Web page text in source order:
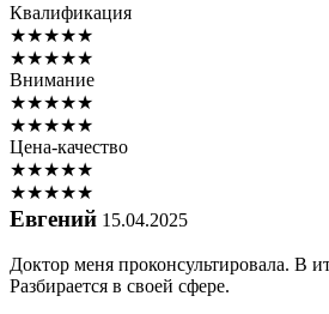
Квалификация
★★★★★
★★★★★
Внимание
★★★★★
★★★★★
Цена-качество
★★★★★
★★★★★
Евгений 15.04.2025
Доктор меня проконсультировала. В
Разбирается в своей сфере.